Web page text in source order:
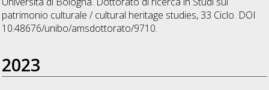
patrimonio culturale / cultural heritage studies, 33 Ciclo. DOI
10.48676/unibo/amsdottorato/9710.
2023